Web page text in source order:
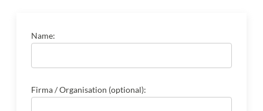
Name:
Firma / Organisation (optional):